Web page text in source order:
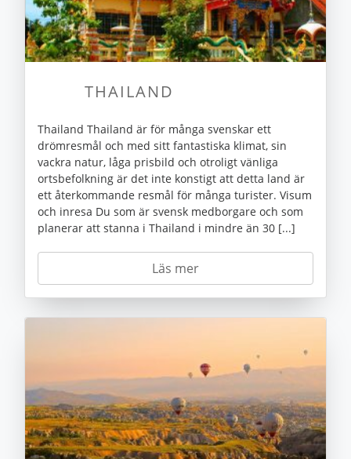
THAILAND
Thailand Thailand är för många svenskar ett
drömresmål och med sitt fantastiska klimat, sin
vackra natur, låga prisbild och otroligt vänliga
ortsbefolkning är det inte konstigt att detta land är
ett återkommande resmål för många turister. Visum
och inresa Du som är svensk medborgare och som
planerar att stanna i Thailand i mindre än 30 [...]
Läs mer